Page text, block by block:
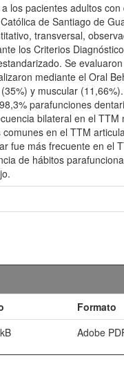
los pacientes adultos
de Santiago de
transversal,
los Criterios
Se
mediante el Oral
y muscular
parafunciones
bilateral en el
en el TTM
fue más frecuente en el
de hábitos
Formato
Adobe